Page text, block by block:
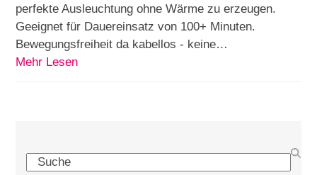
perfekte Ausleuchtung ohne Wärme zu erzeugen.
Geeignet für Dauereinsatz von 100+ Minuten.
Bewegungsfreiheit da kabellos - keine…
Mehr Lesen
Search